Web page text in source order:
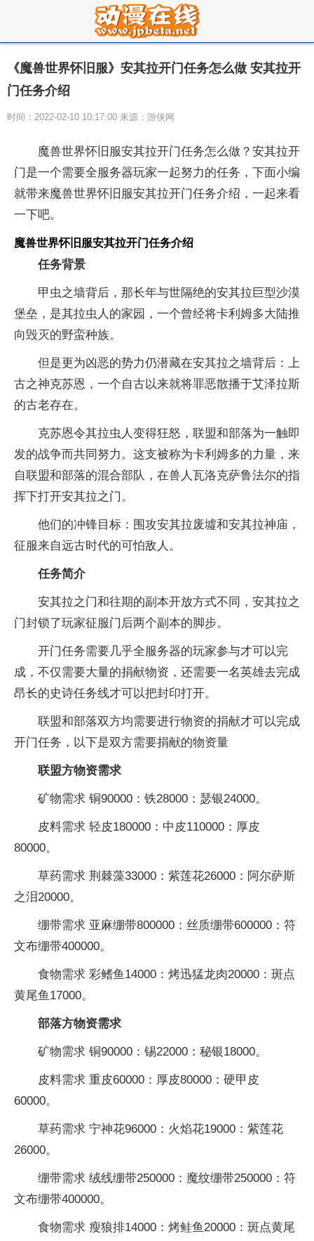
《魔兽世界怀旧服》安其拉开门任务怎么做 安其拉开
门任务介绍
时间：2022-02-10 10:17:00 来源：游侠网
魔兽世界怀旧服安其拉开门任务怎么做？安其拉开
门是一个需要全服务器玩家一起努力的任务，下面小编
就带来魔兽世界怀旧服安其拉开门任务介绍，一起来看
一下吧。
魔兽世界怀旧服安其拉开门任务介绍
任务背景
甲虫之墙背后，那长年与世隔绝的安其拉巨型沙漠
堡垒，是其拉虫人的家园，一个曾经将卡利姆多大陆推
向毁灭的野蛮种族。
但是更为凶恶的势力仍潜藏在安其拉之墙背后：上
古之神克苏恩，一个自古以来就将罪恶散播于艾泽拉斯
的古老存在。
克苏恩令其拉虫人变得狂怒，联盟和部落为一触即
发的战争而共同努力。这支被称为卡利姆多的力量，来
自联盟和部落的混合部队，在兽人瓦洛克萨鲁法尔的指
挥下打开安其拉之门。
他们的冲锋目标：围攻安其拉废墟和安其拉神庙，
征服来自远古时代的可怕敌人。
任务简介
安其拉之门和往期的副本开放方式不同，安其拉之
门封锁了玩家征服门后两个副本的脚步。
开门任务需要几乎全服务器的玩家参与才可以完
成，不仅需要大量的捐献物资，还需要一名英雄去完成
昂长的史诗任务线才可以把封印打开。
联盟和部落双方均需要进行物资的捐献才可以完成
开门任务，以下是双方需要捐献的物资量
联盟方物资需求
矿物需求 铜90000：铁28000：瑟银24000。
皮料需求 轻皮180000：中皮110000：厚皮
80000。
草药需求 荆棘藻33000：紫莲花26000：阿尔萨斯
之泪20000。
绷带需求 亚麻绷带800000：丝质绷带600000：符
文布绷带400000。
食物需求 彩鳍鱼14000：烤迅猛龙肉20000：斑点
黄尾鱼17000。
部落方物资需求
矿物需求 铜90000：锡22000：秘银18000。
皮料需求 重皮60000：厚皮80000：硬甲皮
60000。
草药需求 宁神花96000：火焰花19000：紫莲花
26000。
绷带需求 绒线绷带250000：魔纹绷带250000：符
文布绷带400000。
食物需求 瘦狼排14000：烤鲑鱼20000：斑点黄尾